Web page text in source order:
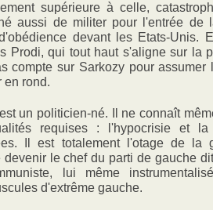
supérieure à celle,
aussi de militer pour l'entrée de
devant les Etats-Unis.
Prodi, qui tout haut s'aligne sur la
compte sur Sarkozy pour
en rond.
un politicien-né. Il ne connaît
requises : l'hypocrisie et
Il est totalement l'otage de la
devenir le chef du parti de gauche
lui même
d'extrême gauche.